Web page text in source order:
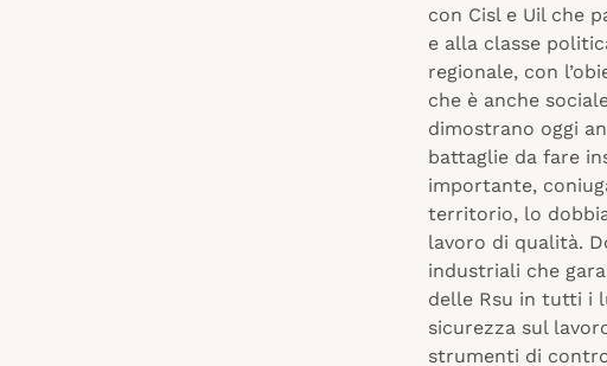
con Cisl e Uil che
e alla classe
regionale, con
che è anche
dimostrano oggi
battaglie da fare
importante,
territorio, lo
lavoro di qualità.
industriali che
delle Rsu in tutti i
sicurezza sul
strumenti di